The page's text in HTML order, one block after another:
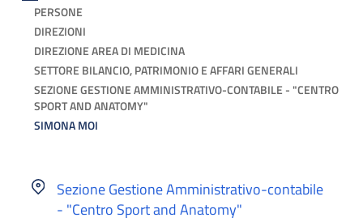
PERSONE
DIREZIONI
DIREZIONE AREA DI MEDICINA
SETTORE BILANCIO, PATRIMONIO E AFFARI GENERALI
SEZIONE GESTIONE AMMINISTRATIVO-CONTABILE - "CENTRO
SPORT AND ANATOMY"
SIMONA MOI
Sezione Gestione Amministrativo-contabile
- "Centro Sport and Anatomy"